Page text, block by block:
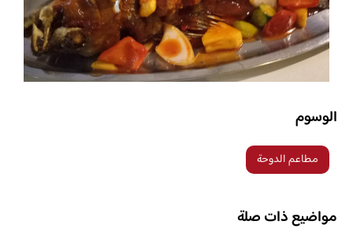
الوسوم
مطاعم الدوحة
مواضيع ذات صلة